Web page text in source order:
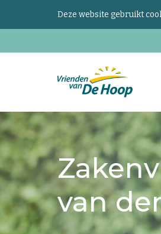
Deze website gebruikt
terug
naar
de
homepage
naar...
van